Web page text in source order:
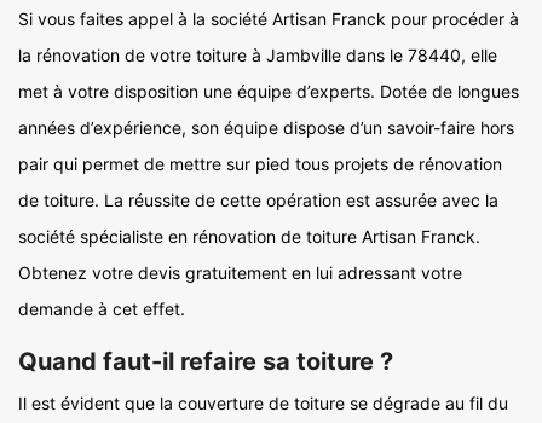
Si vous faites appel à la société Artisan Franck pour procéder à
la rénovation de votre toiture à Jambville dans le 78440, elle
met à votre disposition une équipe d’experts. Dotée de longues
années d’expérience, son équipe dispose d’un savoir-faire hors
pair qui permet de mettre sur pied tous projets de rénovation
de toiture. La réussite de cette opération est assurée avec la
société spécialiste en rénovation de toiture Artisan Franck.
Obtenez votre devis gratuitement en lui adressant votre
demande à cet effet.
Quand faut-il refaire sa toiture ?
Il est évident que la couverture de toiture se dégrade au fil du